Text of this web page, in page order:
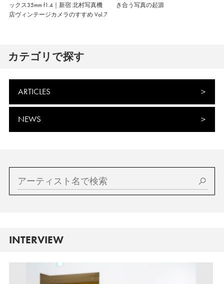
ックス35mm f1.4｜新宿 北村写真機
店ヴィンテージカメラのすすめ Vol.7
き合う写真の起源
カテゴリで探す
ARTICLES
NEWS
INTERVIEW